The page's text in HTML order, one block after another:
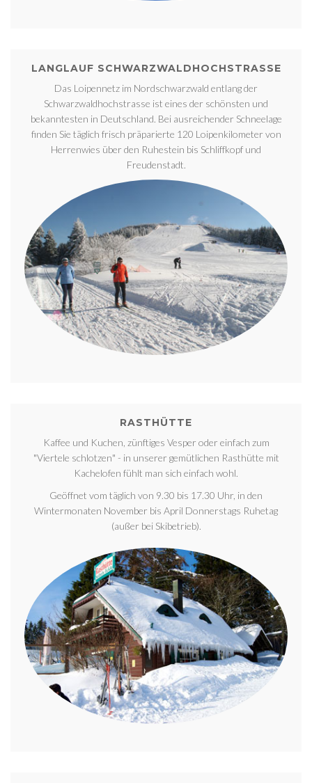
LANGLAUF SCHWARZWALDHOCHSTRASSE
Das Loipennetz im Nordschwarzwald entlang der
Schwarzwaldhochstrasse ist eines der schönsten und
bekanntesten in Deutschland. Bei ausreichender Schneelage
finden Sie täglich frisch präparierte 120 Loipenkilometer von
Herrenwies über den Ruhestein bis Schliffkopf und
Freudenstadt.
RASTHÜTTE
Kaffee und Kuchen, zünftiges Vesper oder einfach zum
"Viertele schlotzen" - in unserer gemütlichen Rasthütte mit
Kachelofen fühlt man sich einfach wohl.
Geöffnet vom täglich von 9.30 bis 17.30 Uhr, in den
Wintermonaten November bis April Donnerstags Ruhetag
(außer bei Skibetrieb).